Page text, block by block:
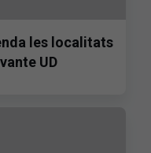
les localitats
UD